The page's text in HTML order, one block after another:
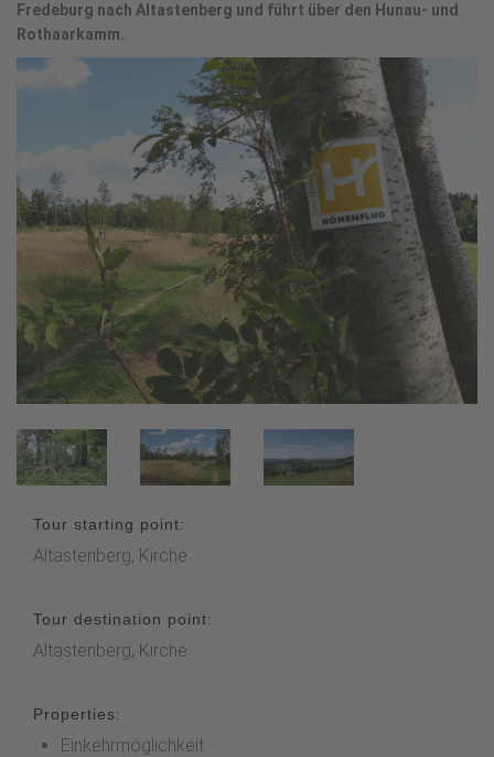
Fredeburg nach Altastenberg und führt über den Hunau- und
Rothaarkamm.
Tour starting point:
Altastenberg, Kirche
Tour destination point:
Altastenberg, Kirche
Properties:
Einkehrmöglichkeit